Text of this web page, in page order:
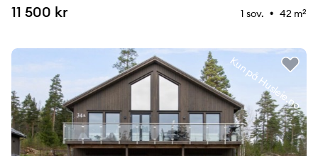
11 500 kr 1 sov. ⚉ 42 m2
Kun på Husleie.no